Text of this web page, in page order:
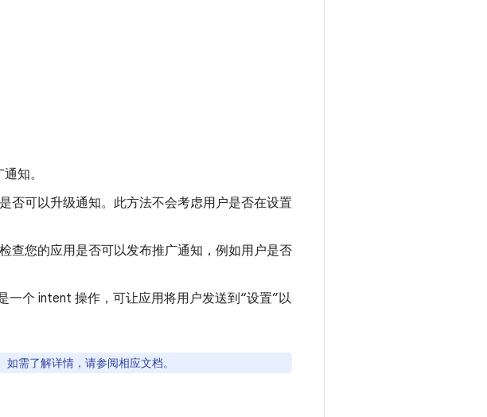
知。
否可以升级通知。此方法不会考虑用户是否在设置
检查您的应用是否可以发布推广通知，例如用户是否
一个 intent 操作，可让应用将用户发送到“设置”以
需了解详情，请参阅相应文档。